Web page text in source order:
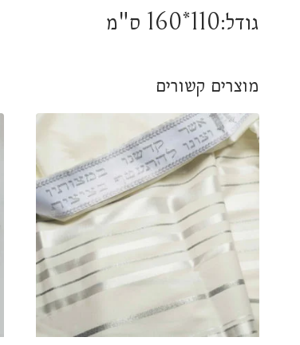
גודל:110*160 ס"מ
מוצרים קשורים